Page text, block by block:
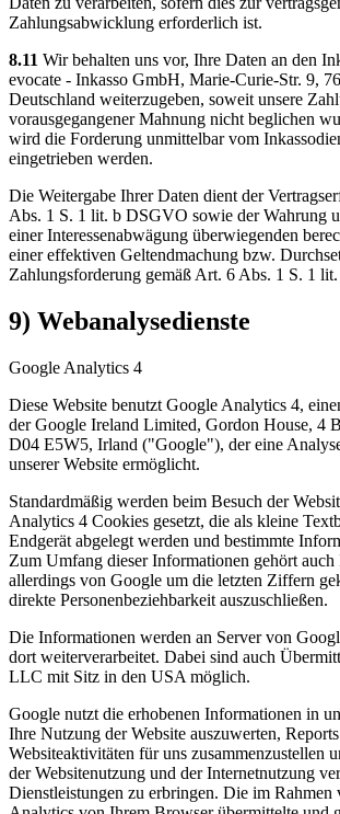
Zahlungsabwicklung erforderlich ist.
8.11 Wir behalten uns vor, Ihre Daten an den
evocate - Inkasso GmbH, Marie-Curie-Str. 9,
Deutschland weiterzugeben, soweit unsere
vorausgegangener Mahnung nicht beglichen
wird die Forderung unmittelbar vom
eingetrieben werden.
Die Weitergabe Ihrer Daten dient der
Abs. 1 S. 1 lit. b DSGVO sowie der Wahrung
einer Interessenabwägung überwiegenden
einer effektiven Geltendmachung bzw.
Zahlungsforderung gemäß Art. 6 Abs. 1 S. 1
9) Webanalysedienste
Google Analytics 4
Diese Website benutzt Google Analytics 4,
der Google Ireland Limited, Gordon House, 4
D04 E5W5, Irland ("Google"), der eine
unserer Website ermöglicht.
Standardmäßig werden beim Besuch der
Analytics 4 Cookies gesetzt, die als kleine
Endgerät abgelegt werden und bestimmte
Zum Umfang dieser Informationen gehört
allerdings von Google um die letzten Ziffern
direkte Personenbeziehbarkeit auszuschließen.
Die Informationen werden an Server von
dort weiterverarbeitet. Dabei sind auch
LLC mit Sitz in den USA möglich.
Google nutzt die erhobenen Informationen in
Ihre Nutzung der Website auszuwerten,
Websiteaktivitäten für uns zusammenzustellen
der Websitenutzung und der Internetnutzung
Dienstleistungen zu erbringen. Die im Rahmen